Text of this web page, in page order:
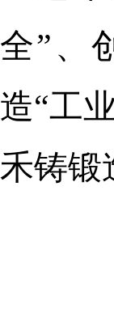
全”、
造“工
禾铸锻